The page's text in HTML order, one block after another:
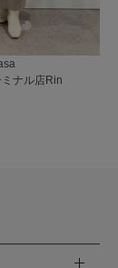
ナル店Rin